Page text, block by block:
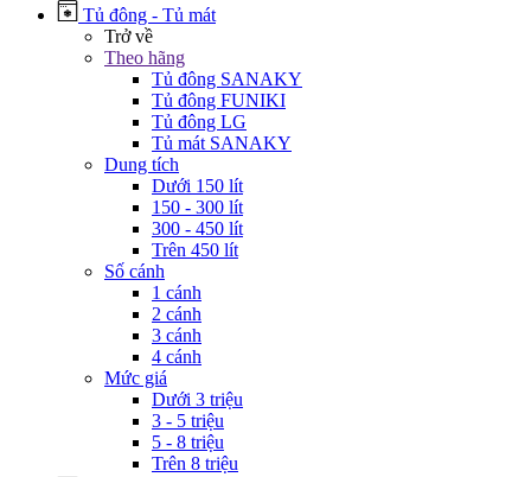
Tủ đông - Tủ mát
Trở về
Theo hãng
Tủ đông SANAKY
Tủ đông FUNIKI
Tủ đông LG
Tủ mát SANAKY
Dung tích
Dưới 150 lít
150 - 300 lít
300 - 450 lít
Trên 450 lít
Số cánh
1 cánh
2 cánh
3 cánh
4 cánh
Mức giá
Dưới 3 triệu
3 - 5 triệu
5 - 8 triệu
Trên 8 triệu